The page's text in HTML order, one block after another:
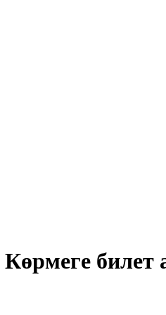
Көрмеге билет